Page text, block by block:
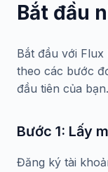
Bắt đầu
Bắt đầu với
theo các bước
đầu tiên của bạn.
Bước 1: Lấy
Đăng ký tài